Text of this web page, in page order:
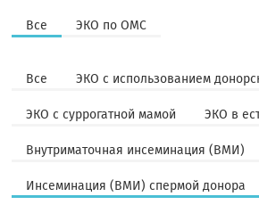
Все ЭКО по ОМС
Все ЭКО с использованием
ЭКО с суррогатной мамой ЭКО в
Внутриматочная инсеминация (ВМИ)
Инсеминация (ВМИ) спермой донора